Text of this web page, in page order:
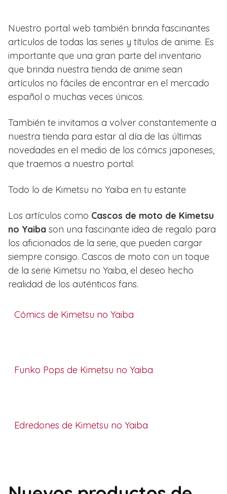
Nuestro portal web también brinda fascinantes
artículos de todas las series y títulos de anime. Es
importante que una gran parte del inventario
que brinda nuestra tienda de anime sean
artículos no fáciles de encontrar en el mercado
español o muchas veces únicos.
También te invitamos a volver constantemente a
nuestra tienda para estar al día de las últimas
novedades en el medio de los cómics japoneses,
que traemos a nuestro portal.
Todo lo de Kimetsu no Yaiba en tu estante
Los artículos como Cascos de moto de Kimetsu
no Yaiba son una fascinante idea de regalo para
los aficionados de la serie, que pueden cargar
siempre consigo. Cascos de moto con un toque
de la serie Kimetsu no Yaiba, el deseo hecho
realidad de los auténticos fans.
Cómics de Kimetsu no Yaiba
Funko Pops de Kimetsu no Yaiba
Edredones de Kimetsu no Yaiba